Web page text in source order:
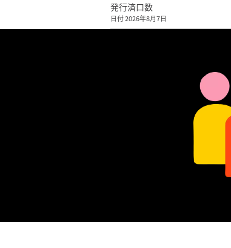
発行済口数
日付 2026年8月7日